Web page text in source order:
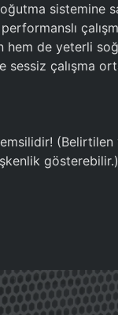
sistemine
hem de yeterli
sessiz çalışma
(Belirtilen
gösterebilir.)